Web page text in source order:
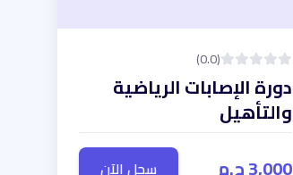
(0.0)
دورة الإصابات الرياضية
والتأهيل
3,000 ج.م
سجل الآن